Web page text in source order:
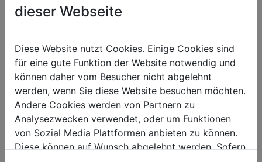
weight
gross weight in kg
net weight in kg 18
packaging
packaging width in mm
packaging length in mm 960
packaging height in mm 200
dieser Webseite
Diese Website nutzt Cookies. Einige Cookies sind
für eine gute Funktion der Website notwendig und
können daher vom Besucher nicht abgelehnt
werden, wenn Sie diese Website besuchen möchten.
Andere Cookies werden von Partnern zu
Analysezwecken verwendet, oder um Funktionen
von Sozial Media Plattformen anbieten zu können.
Diese können auf Wunsch abgelehnt werden. Sofern